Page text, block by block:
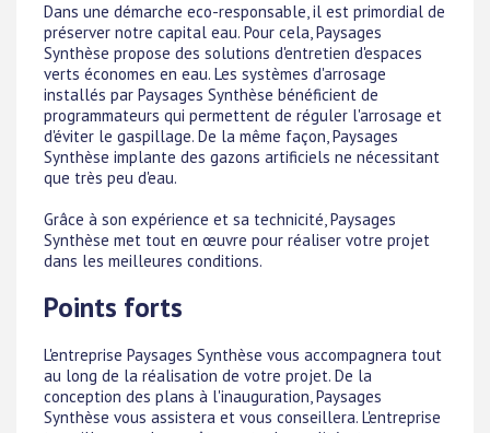
Dans une démarche eco-responsable, il est primordial de
préserver notre capital eau. Pour cela, Paysages
Synthèse propose des solutions d'entretien d'espaces
verts économes en eau. Les systèmes d'arrosage
installés par Paysages Synthèse bénéficient de
programmateurs qui permettent de réguler l'arrosage et
d'éviter le gaspillage. De la même façon, Paysages
Synthèse implante des gazons artificiels ne nécessitant
que très peu d'eau.
Grâce à son expérience et sa technicité, Paysages
Synthèse met tout en œuvre pour réaliser votre projet
dans les meilleures conditions.
Points forts
L'entreprise Paysages Synthèse vous accompagnera tout
au long de la réalisation de votre projet. De la
conception des plans à l'inauguration, Paysages
Synthèse vous assistera et vous conseillera. L'entreprise